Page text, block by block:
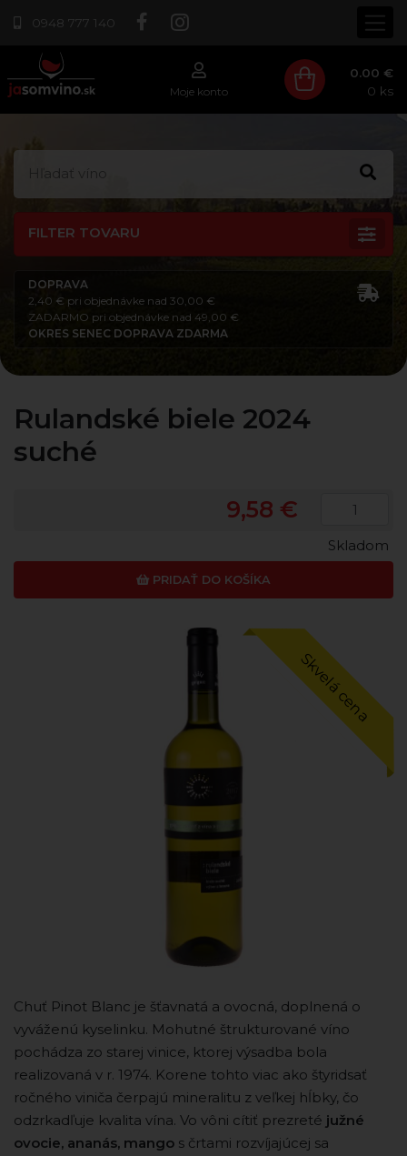
0948 777 140
Moje konto
0.00 €
0 ks
FILTER TOVARU
DOPRAVA
2,40 € pri objednávke nad 30,00 €
ZADARMO pri objednávke nad 49,00 €
OKRES SENEC DOPRAVA ZDARMA
Rulandské biele 2024
suché
9,58 €
PRIDAŤ DO KOŠÍKA
Skladom
Skvelá cena
Chuť Pinot Blanc je šťavnatá a ovocná, doplnená o
vyváženú kyselinku. Mohutné štrukturované víno
pochádza zo starej vinice, ktorej výsadba bola
realizovaná v r. 1974. Korene tohto viac ako štyridsať
ročného viniča čerpajú mineralitu z veľkej hĺbky, čo
odzrkadľuje kvalita vína. Vo vôni cítiť prezreté južné
ovocie, ananás, mango s črtami rozvíjajúcej sa